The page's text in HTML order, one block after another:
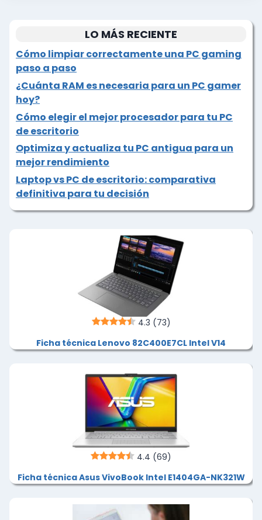
LO MÁS RECIENTE
Cómo limpiar correctamente una PC gaming
paso a paso
¿Cuánta RAM es necesaria para un PC gamer
hoy?
Cómo elegir el mejor procesador para tu PC
de escritorio
Optimiza y actualiza tu PC antigua para un
mejor rendimiento
Laptop vs PC de escritorio: comparativa
definitiva para tu decisión
4.3 (73)
Ficha técnica Lenovo 82C400E7CL Intel V14
4.4 (69)
Ficha técnica Asus VivoBook Intel E1404GA-NK321W